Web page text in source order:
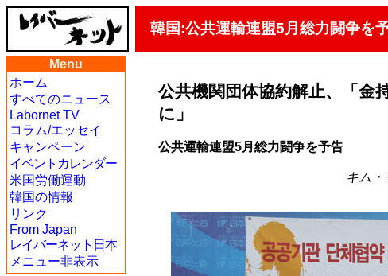
韓国:公共運輸連盟5月総力闘争を
Menu
ホーム
すべてのニュース
Labornet TV
コラム/エッセイ
キャンペーン
イベントカレンダー
米国労働運動
韓国の情報
リンク
From Japan
レイバーネット日本
メニュー非表示
公共機関団体協約解止、「金
に」
公共運輸連盟5月総力闘争を予告
キム